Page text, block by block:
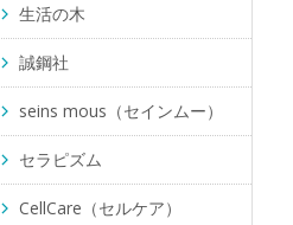
生活の木
誠鋼社
seins mous（セインムー）
セラピズム
CellCare（セルケア）